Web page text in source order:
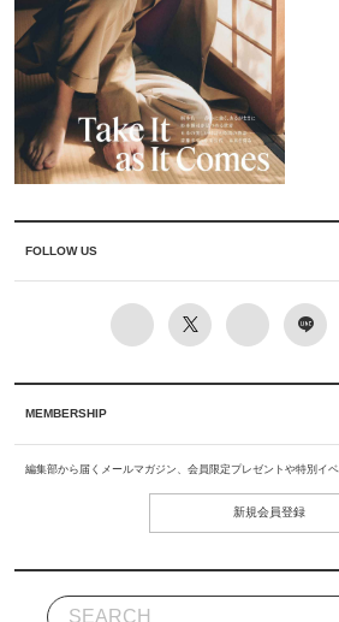
FOLLOW US
MEMBERSHIP
編集部から届くメールマガジン、会員限定プレゼントや特別イ
新規会員登録